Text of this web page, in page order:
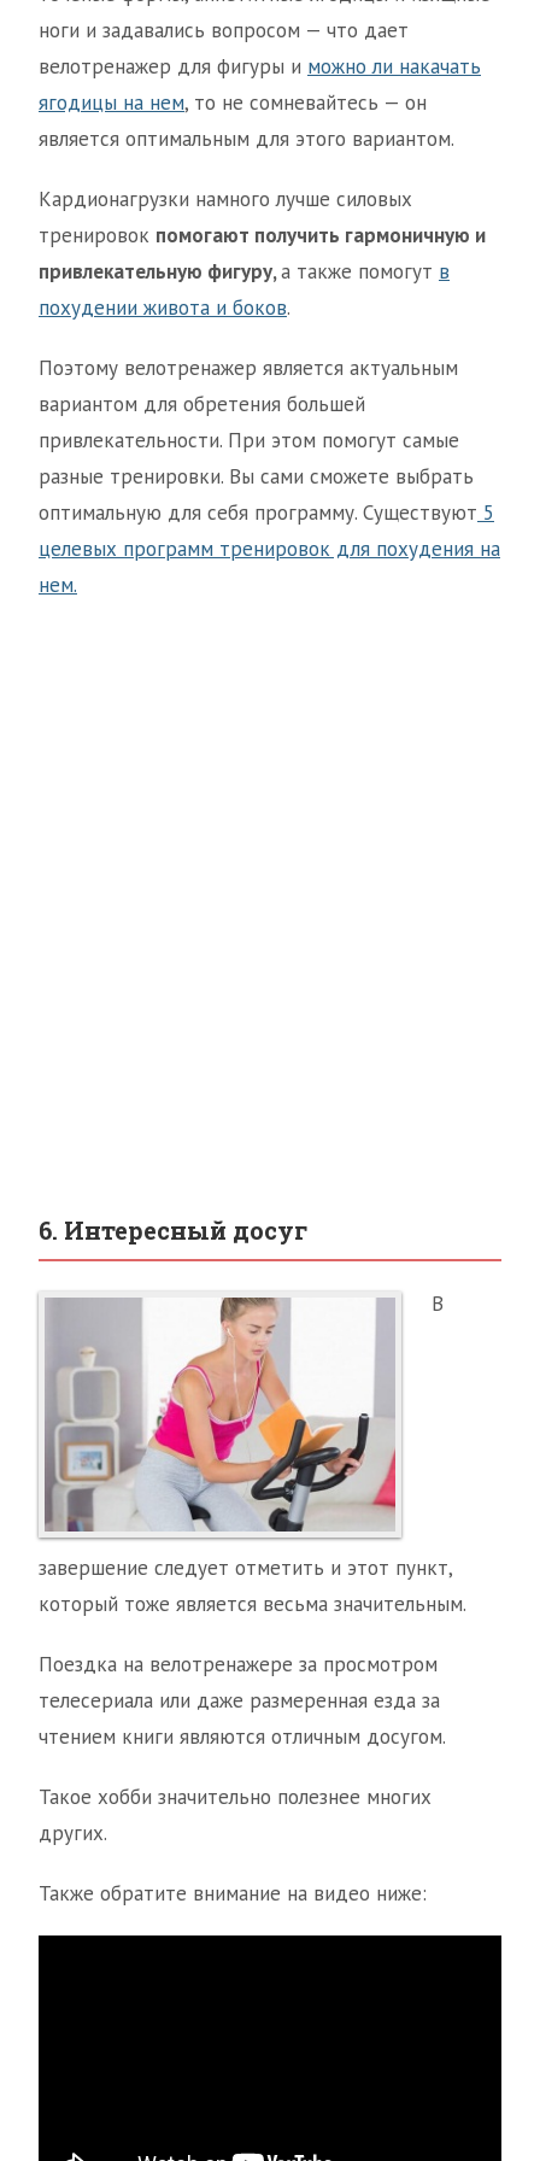
ноги и задавались вопросом — что дает
велотренажер для фигуры и можно ли накачать
ягодицы на нем, то не сомневайтесь — он
является оптимальным для этого вариантом.
Кардионагрузки намного лучше силовых
тренировок помогают получить гармоничную и
привлекательную фигуру,а также помогут в
похудении живота и боков.
Поэтому велотренажер является актуальным
вариантом для обретения большей
привлекательности. При этом помогут самые
разные тренировки. Вы сами сможете выбрать
оптимальную для себя программу. Существуют 5
целевых программ тренировок для похудения на
нем.
6. Интересный досуг
В
завершение следует отметить и этот пункт,
который тоже является весьма значительным.
Поездка на велотренажере за просмотром
телесериала или даже размеренная езда за
чтением книги являются отличным досугом.
Такое хобби значительно полезнее многих
других.
Также обратите внимание на видео ниже: